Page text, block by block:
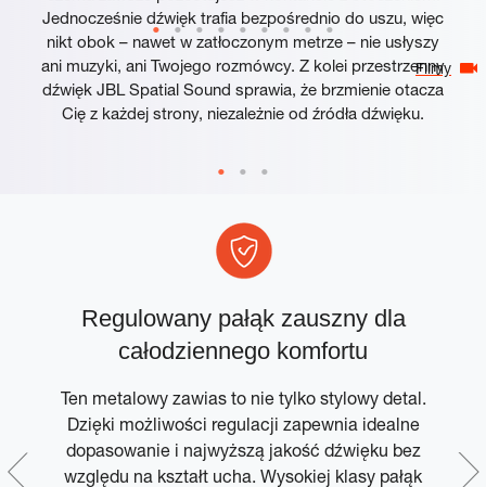
Filmy
Jednocześnie dźwięk trafia bezpośrednio do uszu, więc
nikt obok – nawet w zatłoczonym metrze – nie usłyszy
ani muzyki, ani Twojego rozmówcy. Z kolei przestrzenny
dźwięk JBL Spatial Sound sprawia, że brzmienie otacza
Cię z każdej strony, niezależnie od źródła dźwięku.
Regulowany pałąk zauszny dla
całodziennego komfortu
Ten metalowy zawias to nie tylko stylowy detal.
Dzięki możliwości regulacji zapewnia idealne
dopasowanie i najwyższą jakość dźwięku bez
względu na kształt ucha. Wysokiej klasy pałąk